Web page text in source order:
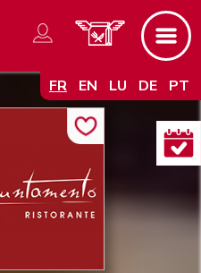
FR EN LU DE PT